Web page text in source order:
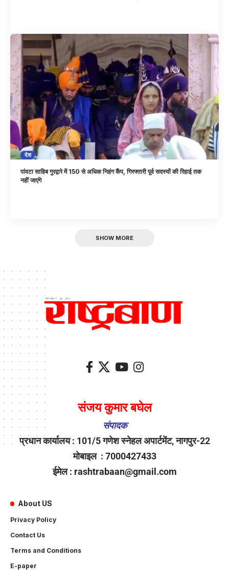
देश
पांवटा साहिब गुरद्वारे में 150 से अधिक निहंग कैंप, गिरफ्तारी पूर्व सदस्यों की रिहाई तक
नहीं जाएंगे
SHOW MORE
संजय कुमार बघेल
संपादक
प्रधान कार्यालय : 101/5 गणेश स्नेहल अपार्टमेंट, नागपुर-22
मोबाइल : 7000427433
ईमेल : rashtrabaan@gmail.com
About US
Privacy Policy
Contact Us
Terms and Conditions
E-paper